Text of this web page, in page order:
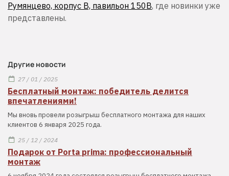
Румянцево, корпус В, павильон 150В, где новинки уже
представлены.
Другие новости
27 / 01 / 2025
Бесплатный монтаж: победитель делится
впечатлениями!
Мы вновь провели розыгрыш бесплатного монтажа для наших
клиентов 6 января 2025 года.
25 / 12 / 2024
Подарок от Porta prima: профессиональный
монтаж